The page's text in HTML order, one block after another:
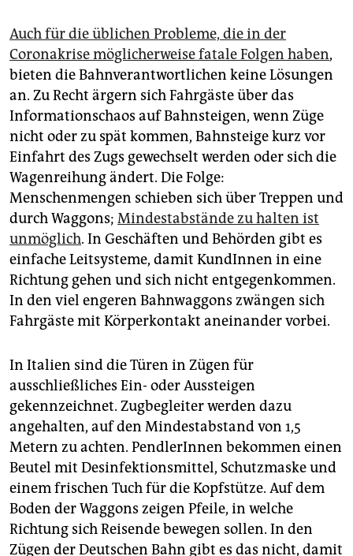
Auch für die üblichen Probleme, die in der
Coronakrise möglicherweise fatale Folgen haben,
bieten die Bahnverantwortlichen keine Lösungen
an. Zu Recht ärgern sich Fahrgäste über das
Informationschaos auf Bahnsteigen, wenn Züge
nicht oder zu spät kommen, Bahnsteige kurz vor
Einfahrt des Zugs gewechselt werden oder sich die
Wagenreihung ändert. Die Folge:
Menschenmengen schieben sich über Treppen und
durch Waggons; Mindestabstände zu halten ist
unmöglich. In Geschäften und Behörden gibt es
einfache Leitsysteme, damit KundInnen in eine
Richtung ­gehen und sich nicht entgegenkommen.
In den viel engeren Bahnwaggons zwängen sich
Fahrgäste mit Körperkontakt aneinander vorbei.
In Italien sind die Türen in Zügen für
ausschließliches Ein- oder Aussteigen
gekennzeichnet. Zugbegleiter werden dazu
angehalten, auf den Mindestabstand von 1,5
Metern zu achten. PendlerInnen bekommen einen
Beutel mit Desinfektionsmittel, Schutzmaske und
einem frischen Tuch für die Kopfstütze. Auf dem
Boden der Waggons zeigen Pfeile, in welche
Richtung sich Reisende bewegen sollen. In den
Zügen der Deutschen Bahn gibt es das nicht, damit